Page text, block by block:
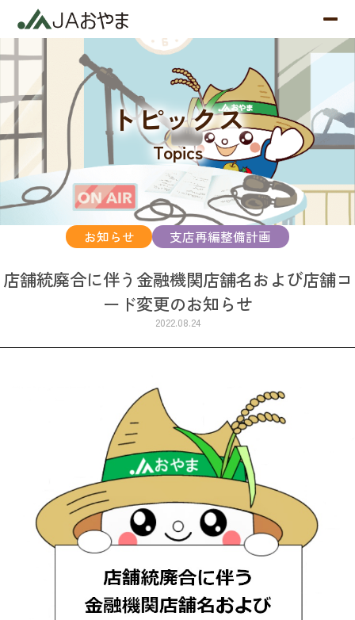
トピックス
Topics
お知らせ 支店再編整備計画
店舗統廃合に伴う金融機関店舗名および店舗コ
ード変更のお知らせ
2022.08.24